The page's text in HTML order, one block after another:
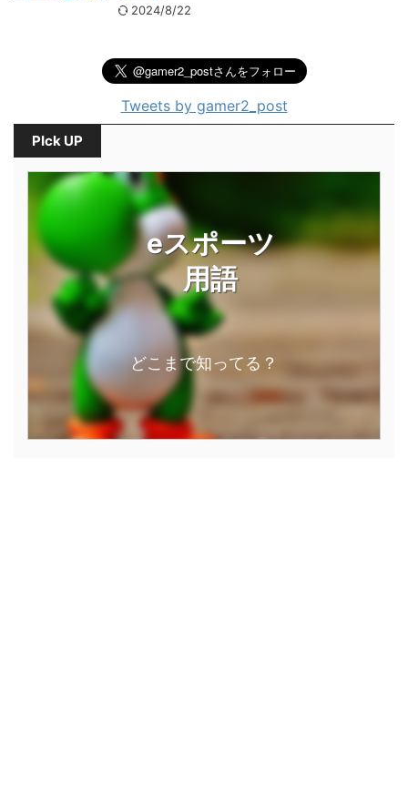
2024/8/22
Tweets by gamer2_post
PIck UP
eスポーツ
用語
どこまで知ってる？